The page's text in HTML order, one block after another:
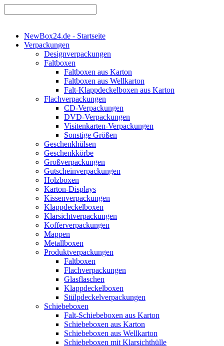
NewBox24.de - Startseite
Verpackungen
Designverpackungen
Faltboxen
Faltboxen aus Karton
Faltboxen aus Wellkarton
Falt-Klappdeckelboxen aus Karton
Flachverpackungen
CD-Verpackungen
DVD-Verpackungen
Visitenkarten-Verpackungen
Sonstige Größen
Geschenkhülsen
Geschenkkörbe
Großverpackungen
Gutscheinverpackungen
Holzboxen
Karton-Displays
Kissenverpackungen
Klappdeckelboxen
Klarsichtverpackungen
Kofferverpackungen
Mappen
Metallboxen
Produktverpackungen
Faltboxen
Flachverpackungen
Glasflaschen
Klappdeckelboxen
Stülpdeckelverpackungen
Schiebeboxen
Falt-Schiebeboxen aus Karton
Schiebeboxen aus Karton
Schiebeboxen aus Wellkarton
Schiebeboxen mit Klarsichthülle